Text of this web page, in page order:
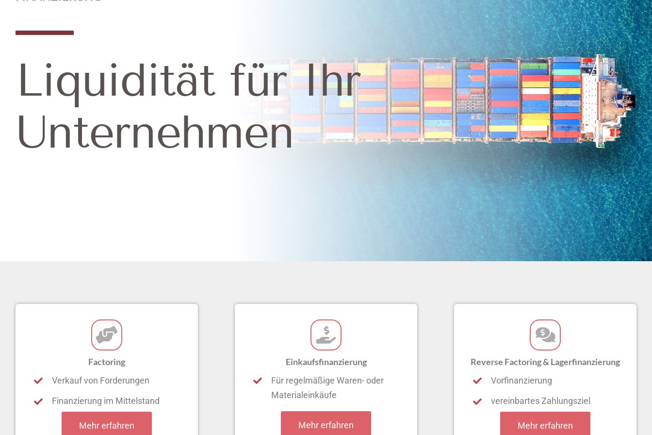
CYBER-UND VERTRAUENSSCHADENVERSICHERUNG
FINANZIERUNG VON ANLAGEVERMÖGEN
DOWNLOADS
Liquidität für Ihr
Unternehmen
Factoring
Verkauf von Forderungen
Finanzierung im Mittelstand
Mehr erfahren
Einkaufsfinanzierung
Für regelmäßige Waren- oder
Materialeinkäufe
Mehr erfahren
Reverse Factoring & Lagerfinanzierung
Vorfinanzierung
vereinbartes Zahlungsziel
Mehr erfahren